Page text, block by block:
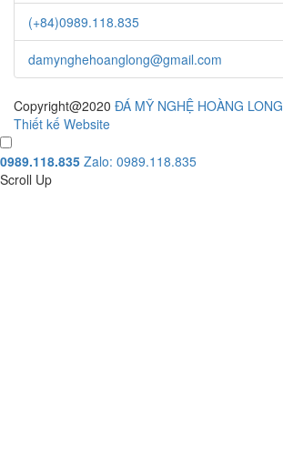
(+84)0989.118.835
damynghehoanglong@gmail.com
Copyright@2020 ĐÁ MỸ NGHỆ HOÀNG LONG
Thiết kế Website
0989.118.835 Zalo: 0989.118.835
Scroll Up